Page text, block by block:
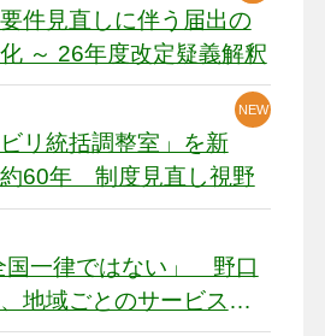
件見直しに伴う届出の
～ 26年度改定疑義解釈
リ統括調整室」を新
60年 制度見直し視野
NEW
国一律ではない」 野口
地域ごとのサービス基